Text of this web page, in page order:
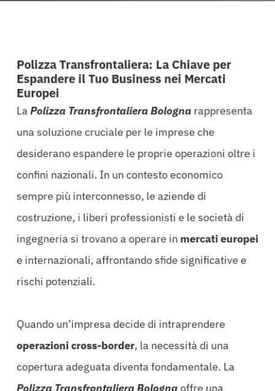
Polizza Transfrontaliera: La Chiave per
Espandere il Tuo Business nei Mercati
Europei
LaPolizza Transfrontaliera Bologna rappresenta
una soluzione cruciale per le imprese che
desiderano espandere le proprie operazioni oltre i
confini nazionali. In un contesto economico
sempre più interconnesso, le aziende di
costruzione, i liberi professionisti e le società di
ingegneria si trovano a operare in mercati europei
e internazionali, affrontando sfide significative e
rischi potenziali.
Quando un’impresa decide di intraprendere
operazioni cross-border, la necessità di una
copertura adeguata diventa fondamentale. La